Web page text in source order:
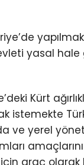
yasal
Kürt
istemekte
ve yerel
amaçlarını
araç olarak